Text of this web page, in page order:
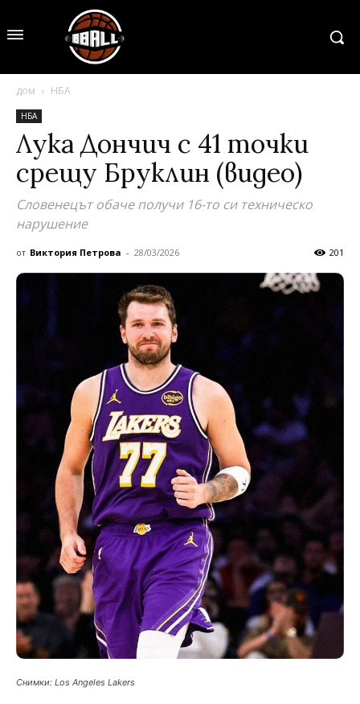
дом НБА
НБА
Лука Дончич с 41 точки
срещу Бруклин (видео)
Словенецът обаче получи 16-то си техническо
нарушение
от Виктория Петрова - 28/03/2026 201
Снимки: Los Angeles Lakers